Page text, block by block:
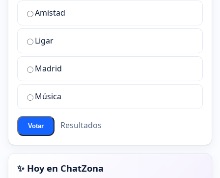
¿Cuál
la
mejor
sala
chat
ChatZona?
Amistad
Ligar
Madrid
Música
Votar Resultados
✨ Hoy en ChatZona